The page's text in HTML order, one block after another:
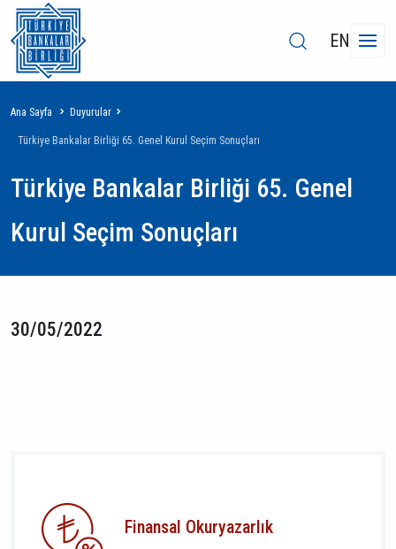
EN
Sayfa
yolu
Ana Sayfa Duyurular
Türkiye Bankalar Birliği 65. Genel Kurul Seçim Sonuçları
Türkiye Bankalar Birliği 65. Genel
Kurul Seçim Sonuçları
30/05/2022
Finansal Okuryazarlık